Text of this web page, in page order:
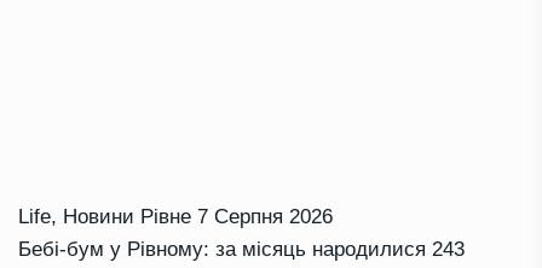
Life, Новини Рівне 7 Серпня 2026
Бебі-бум у Рівному: за місяць народилися 243